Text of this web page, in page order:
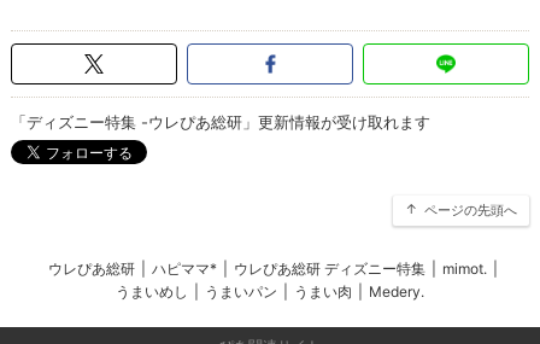
「ディズニー特集 -ウレぴあ総研」更新情報が受け取れます
ページの先頭へ
ウレぴあ総研 ハピママ* ウレぴあ総研 ディズニー特集 mimot.
うまいめし
うまいパン うまい肉 Medery.